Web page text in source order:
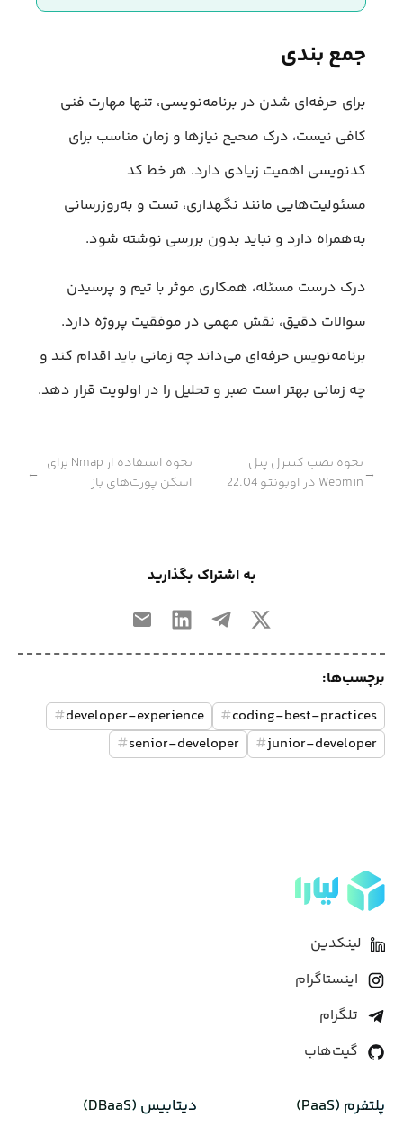
جمع بندی
برای حرفه‌ای شدن در برنامه‌نویسی، تنها مهارت فنی
کافی نیست، درک صحیح نیازها و زمان مناسب برای
کدنویسی اهمیت زیادی دارد. هر خط کد
مسئولیت‌هایی مانند نگهداری، تست و به‌روزرسانی
به‌همراه دارد و نباید بدون بررسی نوشته شود.
درک درست مسئله، همکاری موثر با تیم و پرسیدن
سوالات دقیق، نقش مهمی در موفقیت پروژه دارد.
برنامه‌نویس حرفه‌ای می‌داند چه زمانی باید اقدام کند و
چه زمانی بهتر است صبر و تحلیل را در اولویت قرار دهد.
→
نحوه نصب کنترل پنل
Webmin در اوبونتو 22.04
نحوه استفاده از Nmap برای
اسکن پورت‌های باز
←
به اشتراک بگذارید
برچسب‌ها:
coding-best-practices
#
developer-experience
#
junior-developer
#
senior-developer
#
لینکدین
اینستاگرام
تلگرام
گیت‌هاب
پلتفرم (PaaS) دیتابیس‌ (DBaaS)